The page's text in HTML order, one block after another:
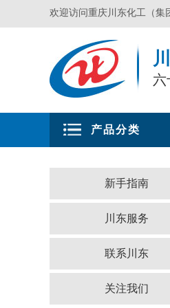
欢迎访问重庆川东化工（集
六
产品分类
新手指南
川东服务
联系川东
关注我们